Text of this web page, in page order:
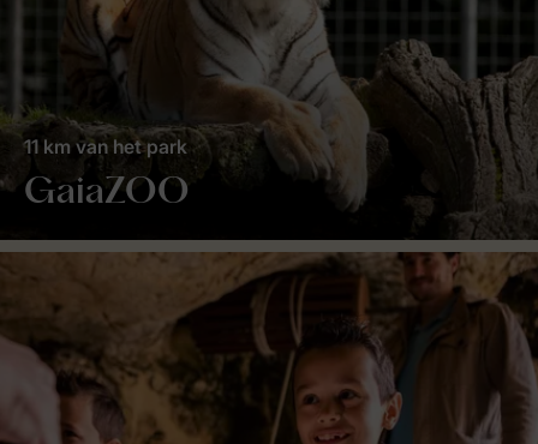
GaiaZOO
11 km van het park